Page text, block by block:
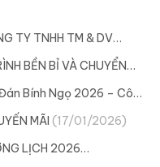
TY TNHH TM & DV
BỀN BỈ VÀ CHUYỂN
Bính Ngọ 2026 – Công
MÃI (17/01/2026)
LỊCH 2026